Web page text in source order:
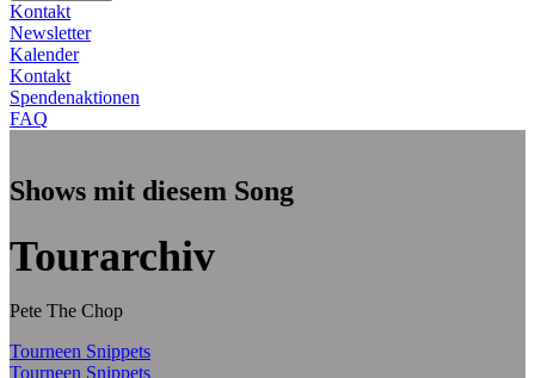
Kontakt
Newsletter
Kalender
Kontakt
Spendenaktionen
FAQ
Shows mit diesem Song
Tourarchiv
Pete The Chop
Tourneen Snippets
Tourneen Snippets